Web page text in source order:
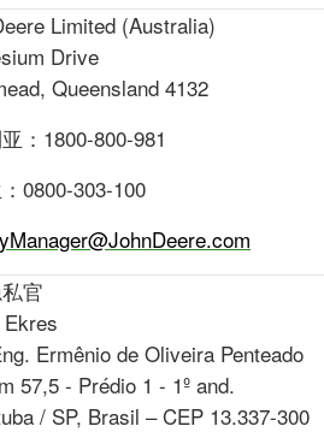
Limited (Australia)
Drive
Queensland 4132
：1800-800-981
0800-303-100
官
Ermênio de Oliveira Penteado
57,5 - Prédio 1 - 1º and.
/ SP, Brasil – CEP 13.337-300